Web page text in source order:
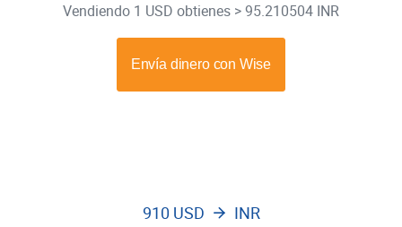
Vendiendo 1 USD obtienes > 95.210504 INR
910 USD INR